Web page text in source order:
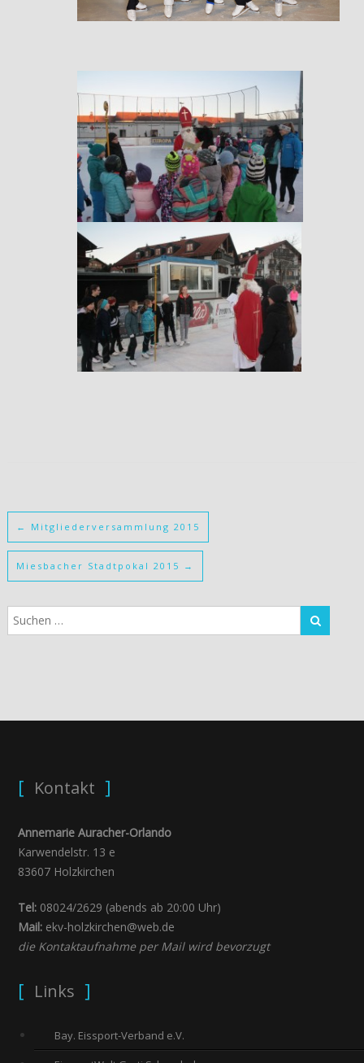
← Mitgliederversammlung 2015
Miesbacher Stadtpokal 2015 →
Kontakt
Annemarie Auracher-Orlando
Karwendelstr. 13 e
83607 Holzkirchen
Tel:08024/2629 (abends ab 20:00 Uhr)
Mail:ekv-holzkirchen@web.de
die Kontaktaufnahme per Mail wird bevorzugt
Links
Bay. Eissport-Verband e.V.